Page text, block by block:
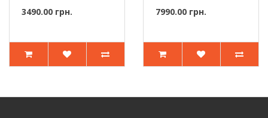
3490.00 грн. 7990.00 грн.